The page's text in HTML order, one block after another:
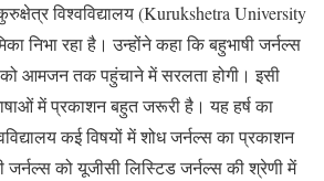
विश्वविद्यालय (Kurukshetra University
निभा रहा है। उन्होंने कहा कि बहुभाषी जर्नल्स
आमजन तक पहुंचाने में सरलता होगी। इसी
में प्रकाशन बहुत जरूरी है। यह हर्ष का
कई विषयों में शोध जर्नल्स का प्रकाशन
जर्नल्स को यूजीसी लिस्टिड जर्नल्स की श्रेणी में